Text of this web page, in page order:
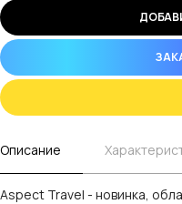
Описание
Aspect Travel - новинка,